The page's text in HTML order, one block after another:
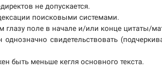
не допускается.
поисковыми системами.
поле в начале и/или конце цитаты/
свидетельствовать
быть меньше кегля основного текста.